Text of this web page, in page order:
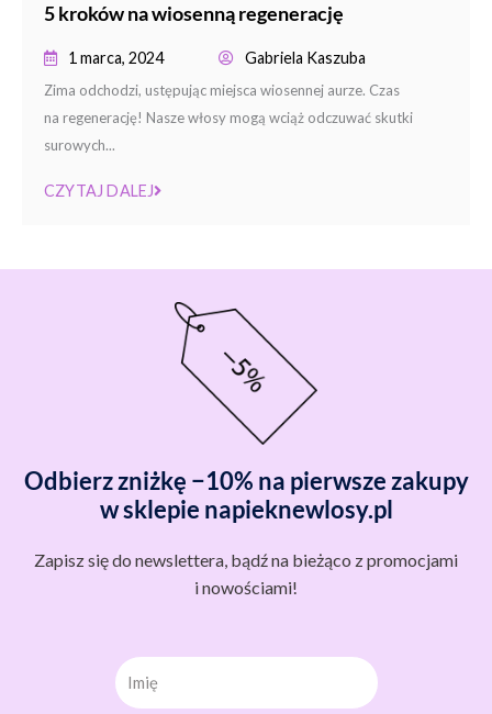
5 kroków na wiosenną regenerację
1 marca, 2024 Gabriela Kaszuba
Zima odchodzi, ustępując miejsca wiosennej aurze. Czas
na regenerację! Nasze włosy mogą wciąż odczuwać skutki
surowych...
CZYTAJ DALEJ
Odbierz zniżkę −10% na pierwsze zakupy
w sklepie napieknewlosy.pl
Zapisz się do newslettera, bądź na bieżąco z promocjami
i nowościami!
Imię